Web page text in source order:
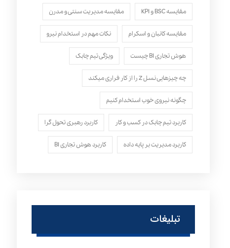
مقایسه BSC و KPI مقایسه مدیریت سنتی و مدرن
مقایسه کانبان و اسکرام نکات مهم در استخدام نیرو
هوش تجاری BI چیست ویژگی تیم چابک
چه چیزهایی نسل Z را از کار فراری میکند
چگونه نیروی خوب استخدام کنیم
کاربرد تیم چابک در کسب و کار کاربرد رهبری تحول‌ گرا
کاربرد مدیریت بر پایه داده کاربرد هوش تجاری BI
تبلیغات